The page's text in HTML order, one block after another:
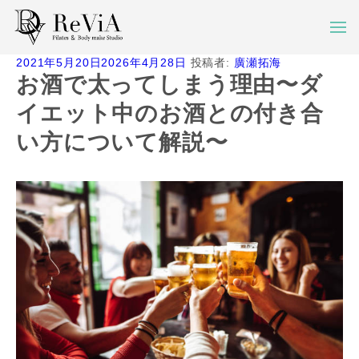
投
稿
日:
2021年5月20日2026年4月28日 投稿者: 廣瀬拓海
お酒で太ってしまう理由〜ダ
イエット中のお酒との付き合
い方について解説〜